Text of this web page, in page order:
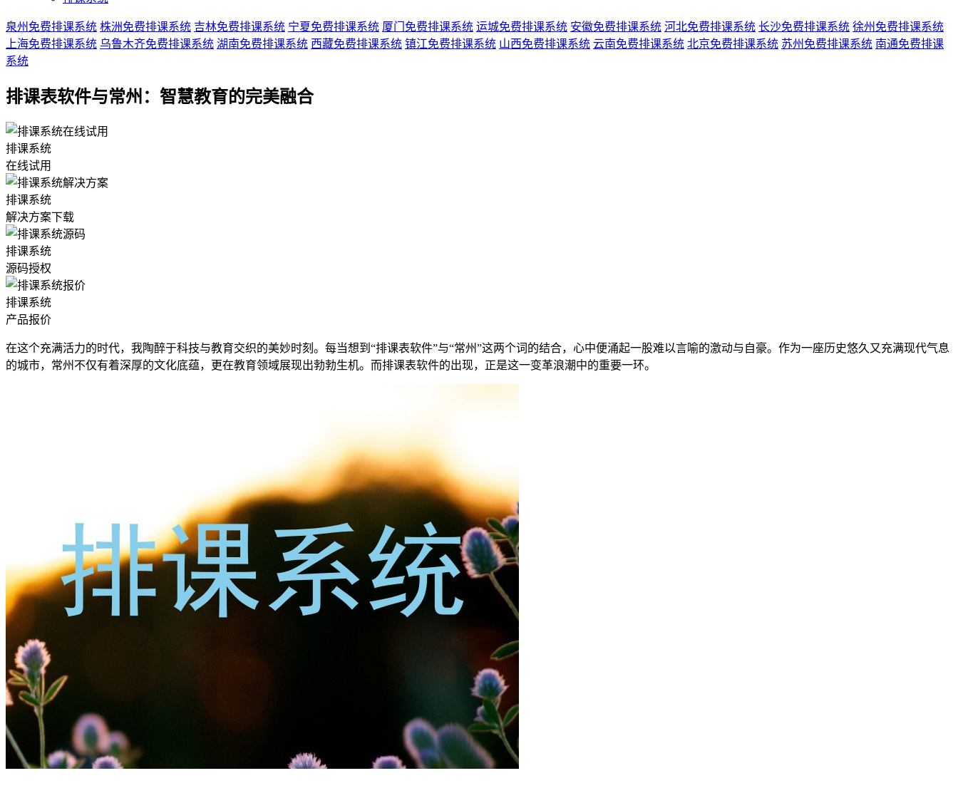
泉州免费排课系统 株洲免费排课系统 吉林免费排课系统 宁夏免费排课系统 厦门免费排课系统 运城免费排课系统 安徽免费排课系统 河北免费排课系统 长沙免费排课系统 徐州免费排课系统
上海免费排课系统 乌鲁木齐免费排课系统 湖南免费排课系统 西藏免费排课系统 镇江免费排课系统 山西免费排课系统 云南免费排课系统 北京免费排课系统 苏州免费排课系统 南通免费排课
系统
排课表软件与常州：智慧教育的完美融合
排课系统
在线试用
排课系统
解决方案下载
排课系统
源码授权
排课系统
产品报价
在这个充满活力的时代，我陶醉于科技与教育交织的美妙时刻。每当想到“排课表软件”与“常州”这两个词的结合，心中便涌起一股难以言喻的激动与自豪。作为一座历史悠久又充满现代气息
的城市，常州不仅有着深厚的文化底蕴，更在教育领域展现出勃勃生机。而排课表软件的出现，正是这一变革浪潮中的重要一环。